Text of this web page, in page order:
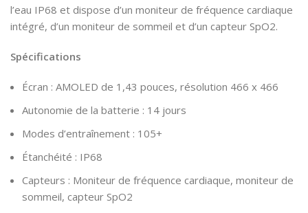
l’eau IP68 et dispose d’un moniteur de fréquence cardiaque
intégré, d’un moniteur de sommeil et d’un capteur SpO2.
Spécifications
Écran : AMOLED de 1,43 pouces, résolution 466 x 466
Autonomie de la batterie : 14 jours
Modes d’entraînement : 105+
Étanchéité : IP68
Capteurs : Moniteur de fréquence cardiaque, moniteur de
sommeil, capteur SpO2